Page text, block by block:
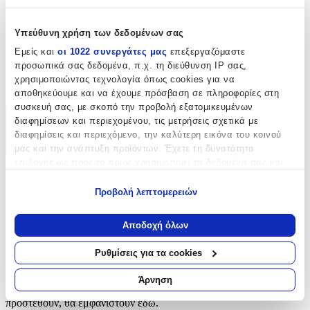
Υπεύθυνη χρήση των δεδομένων σας
Εμείς και οι 1022 συνεργάτες μας επεξεργαζόμαστε
προσωπικά σας δεδομένα, π.χ. τη διεύθυνση IP σας,
χρησιμοποιώντας τεχνολογία όπως cookies για να
αποθηκεύουμε και να έχουμε πρόσβαση σε πληροφορίες στη
συσκευή σας, με σκοπό την προβολή εξατομικευμένων
διαφημίσεων και περιεχομένου, τις μετρήσεις σχετικά με
διαφημίσεις και περιεχόμενο, την καλύτερη εικόνα του κοινού
μας και την ανάπτυξη προϊόντων. Έχετε τη δυνατότητα
Να συλλέξουμε πληροφορίες σχετικά με τη γεωγραφική
σας τοποθεσία, οι οποίες μπορεί να είναι ακριβείς σε
απόσταση μερικών μέτρων
Να αναγνωρίσουμε τη συσκευή σας σαρώνοντας ενεργά
για συγκεκριμένα χαρακτηριστικά (δακτυλικό αποτύπωμα)
Μάθετε περισσότερα σχετικά με τον τρόπο επεξεργασίας των
προσωπικών σας δεδομένων και καθορίστε τις προτιμήσεις σας
Προβολή λεπτομερειών
Αποδοχή όλων
Ρυθμίσεις για τα cookies
Άρνηση
ποιοτικό και πρακτικό φερμουάρ σε μοναδική απόχρωση.
Χαρακτηριστικά
Είδος:
Φερμουάρ
Χαρακτηριστικά
+
Αξιολογήσεις
Προς το παρόν δεν υπάρχουν άλλες αξιολογήσεις. Όταν
προστεθούν, θα εμφανιστούν εδώ.